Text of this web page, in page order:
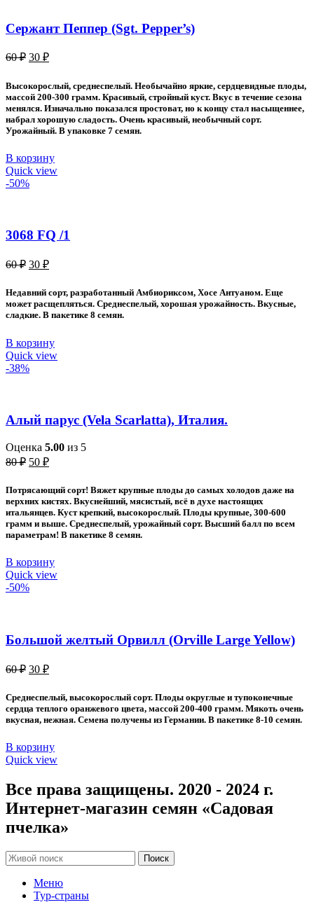
Сержант Пеппер (Sgt. Pepper’s)
60₽ Первоначальная
составляла
60 ₽.
30 ₽Текущая
30 ₽.
Высокорослый, среднеспелый. Необычайно яркие, сердцевидные плоды,
массой 200-300 грамм. Красивый, стройный куст. Вкус в течение сезона
менялся. Изначально показался простоват, но к концу стал насыщеннее,
набрал хорошую сладость. Очень красивый, необычный сорт.
Урожайный. В упаковке 7 семян.
В корзину
Quick view
-50%
3068 FQ /1
60₽ Первоначальная
составляла
60 ₽.
30 ₽Текущая
30 ₽.
Недавний сорт, разработанный Амбиориксом, Хосе Антуаном. Еще
может расщепляться. Среднеспелый, хорошая урожайность. Вкусные,
сладкие. В пакетике 8 семян.
В корзину
Quick view
-38%
Алый парус (Vela Scarlatta), Италия.
Оценка 5.00 из 5
80₽ Первоначальная
составляла
80 ₽.
50 ₽Текущая
50 ₽.
Потрясающий сорт! Вяжет крупные плоды до самых холодов даже на
верхних кистях. Вкуснейший, мясистый, всё в духе настоящих
итальянцев. Куст крепкий, высокорослый. Плоды крупные, 300-600
грамм и выше. Среднеспелый, урожайный сорт. Высший балл по всем
параметрам! В пакетике 8 семян.
В корзину
Quick view
-50%
Большой желтый Орвилл (Orville Large Yellow)
60₽ Первоначальная
составляла
60 ₽.
30 ₽Текущая
30 ₽.
Среднеспелый, высокорослый сорт. Плоды округлые и тупоконечные
сердца теплого оранжевого цвета, массой 200-400 грамм. Мякоть очень
вкусная, нежная. Семена получены из Германии. В пакетике 8-10 семян.
В корзину
Quick view
Все права защищены. 2020 - 2024 г.
Интернет-магазин семян «Садовая
пчелка»
Поиск
Меню
Тур-страны